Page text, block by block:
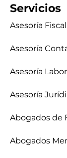
Servicios
Asesoría Fiscal
Asesoría
Asesoría
Asesoría
Abogados de
Abogados